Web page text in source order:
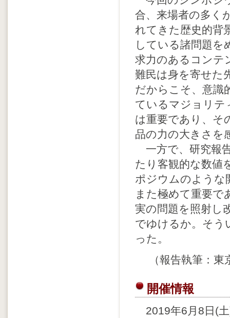
合、来場者の多く
れてきた歴史的背
している諸問題を
求力のあるコンテ
難民は身を寄せた
だからこそ、意識
ているマジョリテ
は重要であり、そ
品の力の大きさを
一方で、研究報
たり客観的な数値
ポジウムのような
また極めて重要で
実の問題を照射し
でゆけるか。そう
った。
（報告執筆：
開催情報
2019年6月8日(